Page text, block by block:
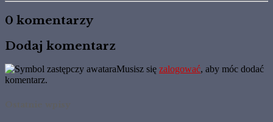
0 komentarzy
Dodaj komentarz
Musisz się zalogować, aby móc dodać
komentarz.